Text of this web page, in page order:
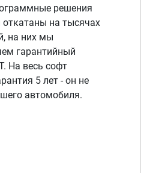
решения
откатаны на тысячах
на них мы
гарантийный
На весь софт
5 лет - он не
автомобиля.